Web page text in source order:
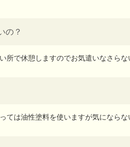
の？
で休憩しますのでお気遣いなさらな
は油性塗料を使いますが気にならな